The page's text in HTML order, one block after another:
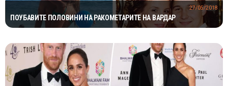
ПОУБАВИТЕ ПОЛОВИНИ НА РАКОМЕТАРИТЕ НА ВАРДАР
27/05/2018